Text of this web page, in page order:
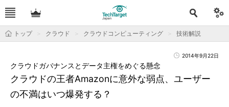
トップ クラウド クラウドコンピューティング 技術解説
2014年9月22日
クラウドの王者Amazonに意外な弱点、ユーザー
の不満はいつ爆発する？
クラウドガバナンスとデータ主権をめぐる懸念